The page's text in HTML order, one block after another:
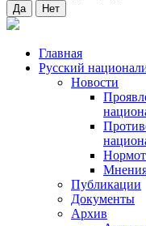
Да Нет
Главная
Русский
Новости
Публикации
Документы
Архив